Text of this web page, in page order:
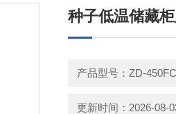
种子低温储藏
产品型号：ZD-450FC
更新时间：2026-08-